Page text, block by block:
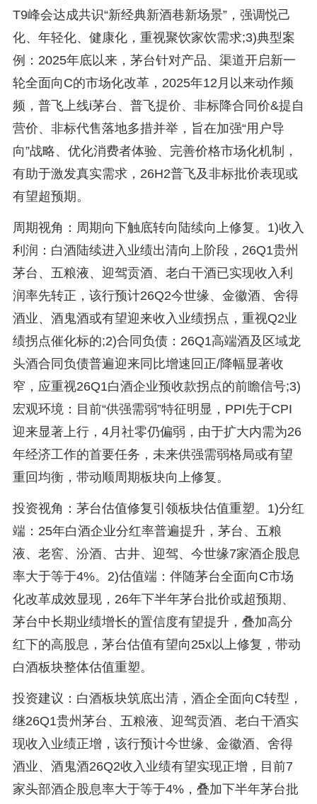
T9峰会达成共识“新经典新酒巷新场景”，强调悦己
化、年轻化、健康化，重视聚饮家饮需求;3)典型案
例：2025年底以来，茅台针对产品、渠道开启新一
轮全面向C的市场化改革，2025年12月以来动作频
频，普飞上线i茅台、普飞提价、非标降合同价&提自
营价、非标代售落地多措并举，旨在加强“用户导
向”战略、优化消费者体验、完善价格市场化机制，
有助于激发真实需求，26H2普飞及非标批价表现或
有望超预期。
周期视角：周期向下触底转向陆续向上修复。1)收入
利润：白酒陆续进入业绩出清向上阶段，26Q1贵州
茅台、五粮液、迎驾贡酒、老白干酒已实现收入利
润率先转正，该行预计26Q2今世缘、金徽酒、舍得
酒业、酒鬼酒或有望迎来收入业绩拐点，重视Q2业
绩拐点催化标的;2)合同负债：26Q1高端酒及区域龙
头酒合同负债普遍迎来同比增速回正/降幅显著收
窄，应重视26Q1白酒企业预收款拐点的前瞻信号;3)
宏观环境：目前“供强需弱”特征明显，PPI先于CPI
迎来显著上行，4月社零仍偏弱，由于扩大内需为26
年经济工作的首要任务，未来供强需弱格局或有望
重回均衡，带动顺周期板块向上修复。
投资视角：茅台估值修复引领板块估值重塑。1)分红
端：25年白酒企业分红率普遍提升，茅台、五粮
液、老窖、汾酒、古井、迎驾、今世缘7家酒企股息
率大于等于4%。2)估值端：伴随茅台全面向C市场
化改革成效显现，26年下半年茅台批价或超预期、
茅台中长期业绩增长的置信度有望提升，叠加高分
红下的高股息，茅台估值有望向25x以上修复，带动
白酒板块整体估值重塑。
投资建议：白酒板块筑底出清，酒企全面向C转型，
继26Q1贵州茅台、五粮液、迎驾贡酒、老白干酒实
现收入业绩正增，该行预计今世缘、金徽酒、舍得
酒业、酒鬼酒26Q2收入业绩有望实现正增，目前7
家头部酒企股息率大于等于4%，叠加下半年茅台批